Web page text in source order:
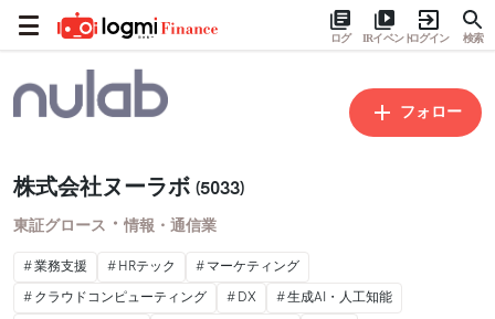
ログ IRイベントログイン 検索
フォロー
株式会社ヌーラボ (5033)
東証グロース ・ 情報・通信業
業務支援 HRテック
マーケティング
クラウドコンピューティング
DX
生成AI・人工知能